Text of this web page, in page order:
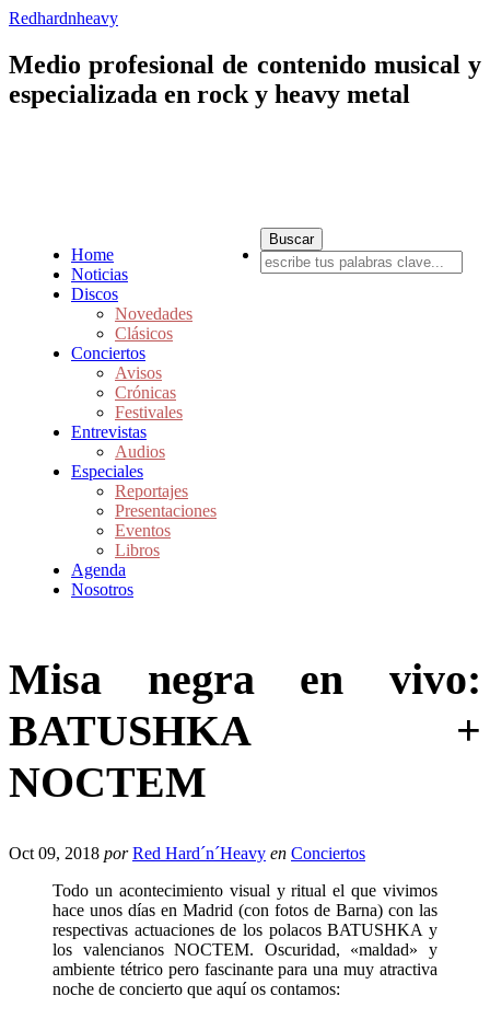
Redhardnheavy
Medio profesional de contenido musical y
especializada en rock y heavy metal
Home
Noticias
Discos
Novedades
Clásicos
Conciertos
Avisos
Crónicas
Festivales
Entrevistas
Audios
Especiales
Reportajes
Presentaciones
Eventos
Libros
Agenda
Nosotros
Misa negra en vivo:
BATUSHKA +
NOCTEM
Oct 09, 2018 por Red Hard´n´Heavy en Conciertos
Todo un acontecimiento visual y ritual el que vivimos
hace unos días en Madrid (con fotos de Barna) con las
respectivas actuaciones de los polacos BATUSHKA y
los valencianos NOCTEM. Oscuridad, «maldad» y
ambiente tétrico pero fascinante para una muy atractiva
noche de concierto que aquí os contamos: